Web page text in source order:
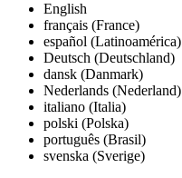
English
français (France)
español (Latinoamérica)
Deutsch (Deutschland)
dansk (Danmark)
Nederlands (Nederland)
italiano (Italia)
polski (Polska)
português (Brasil)
svenska (Sverige)